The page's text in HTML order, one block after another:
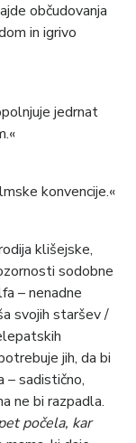
občudovanja
in igrivo
jedrnat
konvencije.«
klišejske,
sodobne
– nenadne
svojih staršev /
jih, da bi
– sadistično,
ne bi razpadla.
počela, kar